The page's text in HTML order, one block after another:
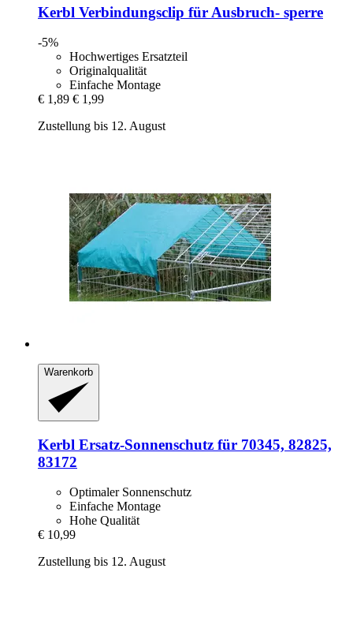
Kerbl Verbindungsclip für Ausbruch-​ sperre
-5%
Hochwertiges Ersatzteil
Originalqualität
Einfache Montage
€ 1,89 € 1,99
Zustellung bis 12. August
Warenkorb
Kerbl Ersatz-​Sonnenschutz für 70345, 82825,
83172
Optimaler Sonnenschutz
Einfache Montage
Hohe Qualität
€ 10,99
Zustellung bis 12. August